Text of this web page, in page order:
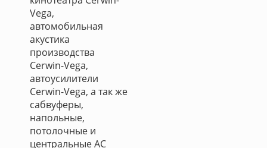
Vega,
автомобильная
акустика
производства
Cerwin-Vega,
автоусилители
Cerwin-Vega, а так же
сабвуферы,
напольные,
потолочные и
центральные АС